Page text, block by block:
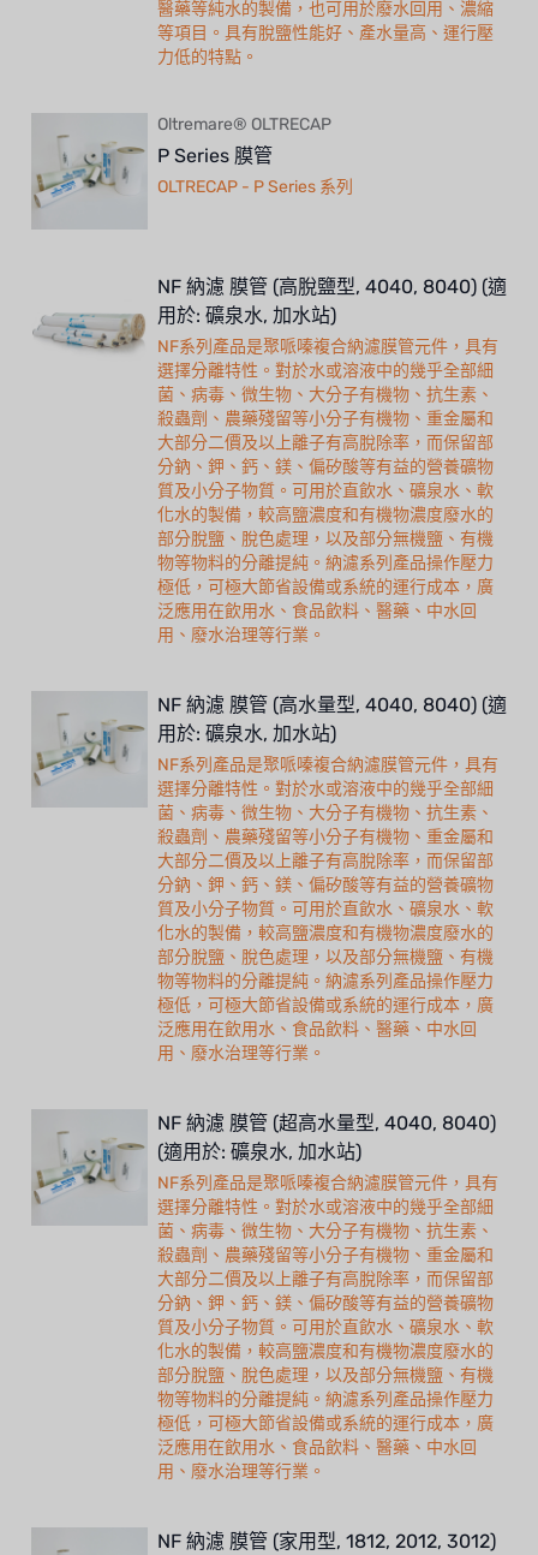
醫藥等純水的製備，也可用於廢水回用、濃縮
等項目。具有脫鹽性能好、產水量高、運行壓
力低的特點。
Oltremare® OLTRECAP
P Series 膜管
OLTRECAP - P Series 系列
NF 納濾 膜管 (高脫鹽型, 4040, 8040) (適
用於: 礦泉水, 加水站)
NF系列產品是聚哌嗪複合納濾膜管元件，具有
選擇分離特性。對於水或溶液中的幾乎全部細
菌、病毒、微生物、大分子有機物、抗生素、
殺蟲劑、農藥殘留等小分子有機物、重金屬和
大部分二價及以上離子有高脫除率，而保留部
分鈉、鉀、鈣、鎂、偏矽酸等有益的營養礦物
質及小分子物質。可用於直飲水、礦泉水、軟
化水的製備，較高鹽濃度和有機物濃度廢水的
部分脫鹽、脫色處理，以及部分無機鹽、有機
物等物料的分離提純。納濾系列產品操作壓力
極低，可極大節省設備或系統的運行成本，廣
泛應用在飲用水、食品飲料、醫藥、中水回
用、廢水治理等行業。
NF 納濾 膜管 (高水量型, 4040, 8040) (適
用於: 礦泉水, 加水站)
NF系列產品是聚哌嗪複合納濾膜管元件，具有
選擇分離特性。對於水或溶液中的幾乎全部細
菌、病毒、微生物、大分子有機物、抗生素、
殺蟲劑、農藥殘留等小分子有機物、重金屬和
大部分二價及以上離子有高脫除率，而保留部
分鈉、鉀、鈣、鎂、偏矽酸等有益的營養礦物
質及小分子物質。可用於直飲水、礦泉水、軟
化水的製備，較高鹽濃度和有機物濃度廢水的
部分脫鹽、脫色處理，以及部分無機鹽、有機
物等物料的分離提純。納濾系列產品操作壓力
極低，可極大節省設備或系統的運行成本，廣
泛應用在飲用水、食品飲料、醫藥、中水回
用、廢水治理等行業。
NF 納濾 膜管 (超高水量型, 4040, 8040)
(適用於: 礦泉水, 加水站)
NF系列產品是聚哌嗪複合納濾膜管元件，具有
選擇分離特性。對於水或溶液中的幾乎全部細
菌、病毒、微生物、大分子有機物、抗生素、
殺蟲劑、農藥殘留等小分子有機物、重金屬和
大部分二價及以上離子有高脫除率，而保留部
分鈉、鉀、鈣、鎂、偏矽酸等有益的營養礦物
質及小分子物質。可用於直飲水、礦泉水、軟
化水的製備，較高鹽濃度和有機物濃度廢水的
部分脫鹽、脫色處理，以及部分無機鹽、有機
物等物料的分離提純。納濾系列產品操作壓力
極低，可極大節省設備或系統的運行成本，廣
泛應用在飲用水、食品飲料、醫藥、中水回
用、廢水治理等行業。
NF 納濾 膜管 (家用型, 1812, 2012, 3012)